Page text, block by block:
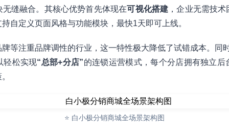
缝融合。其核心优势首先体现在可视化搭建 ，企业无需技
自定义页面风格与功能模块，最快1天即可上线。
等注重品牌调性的行业，这一特性极大降低了试错成本。同
轻松实现“总部+分店”的连锁运营模式，每个分店拥有独立后
⭐ 白小极分销商城全场景架构图